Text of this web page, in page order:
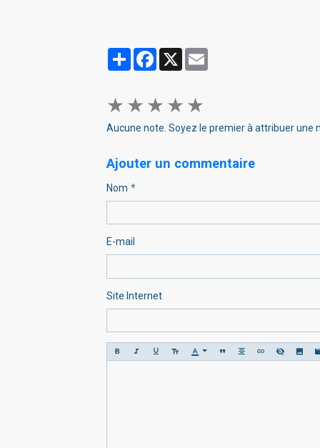
PartagerFacebook
X
★ ★ ★ ★ ★
Aucune note. Soyez le premier à attribuer une
Ajouter un commentaire
Nom
E-mail
Site Internet